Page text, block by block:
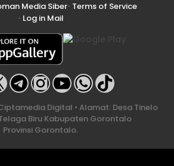
Media Siber• Terms of Service
• Log in Mail
Digital • Alamat: Desa Tinelo
Biru Kabupaten Gorontalo
Provinsi Gorontalo.